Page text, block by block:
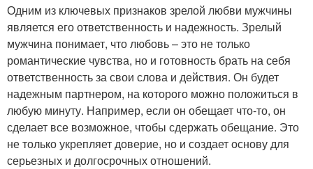
Одним из ключевых признаков зрелой любви мужчины
является его ответственность и надежность. Зрелый
мужчина понимает, что любовь – это не только
романтические чувства, но и готовность брать на себя
ответственность за свои слова и действия. Он будет
надежным партнером, на которого можно положиться в
любую минуту. Например, если он обещает что-то, он
сделает все возможное, чтобы сдержать обещание. Это
не только укрепляет доверие, но и создает основу для
серьезных и долгосрочных отношений.